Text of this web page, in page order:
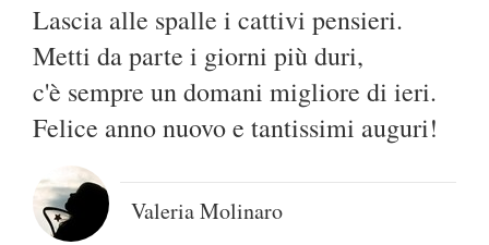
Lascia alle spalle i cattivi pensieri.
Metti da parte i giorni più duri,
c'è sempre un domani migliore di ieri.
Felice anno nuovo e tantissimi auguri!
Valeria Molinaro